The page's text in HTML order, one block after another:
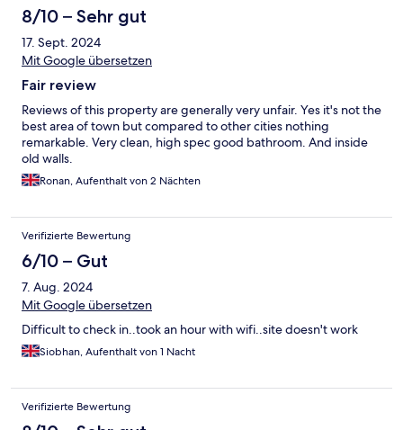
8/10 – Sehr gut
17. Sept. 2024
Mit Google übersetzen
Fair review
Reviews of this property are generally very unfair. Yes it's not the
best area of town but compared to other cities nothing
remarkable. Very clean, high spec good bathroom. And inside
old walls.
Ronan, Aufenthalt von 2 Nächten
Verifizierte Bewertung
6/10 – Gut
7. Aug. 2024
Mit Google übersetzen
Difficult to check in..took an hour with wifi..site doesn't work
Siobhan, Aufenthalt von 1 Nacht
Verifizierte Bewertung